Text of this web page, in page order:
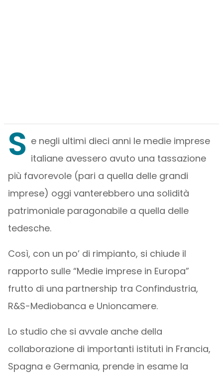
S e negli ultimi dieci anni le medie imprese
italiane avessero avuto una tassazione
più favorevole (pari a quella delle grandi
imprese) oggi vanterebbero una solidità
patrimoniale paragonabile a quella delle
tedesche.
Così, con un po’ di rimpianto, si chiude il
rapporto sulle “Medie imprese in Europa”
frutto di una partnership tra Confindustria,
R&S-Mediobanca e Unioncamere.
Lo studio che si avvale anche della
collaborazione di importanti istituti in Francia,
Spagna e Germania, prende in esame la